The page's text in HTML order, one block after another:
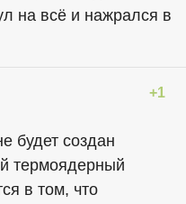
на всё и нажрался в
+1
будет создан
термоядерный
в том, что